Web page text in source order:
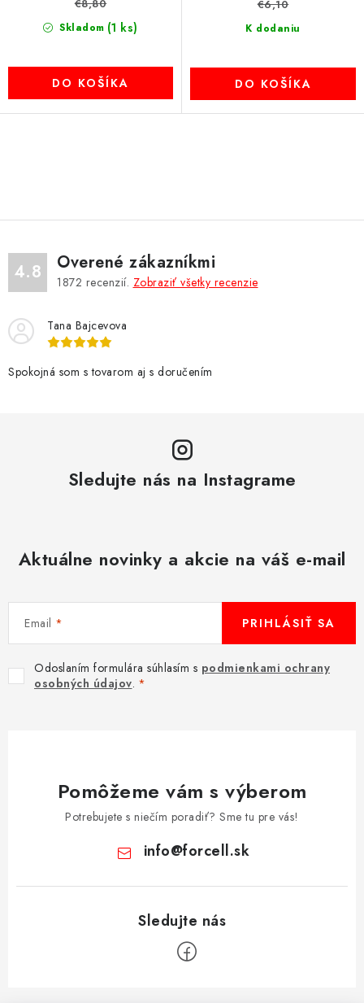
Skladom (1 ks)
€8,80
DO KOŠÍKA
K dodaniu
€6,10
DO KOŠÍKA
á
d
a
c
e
r
4.8 Overené zákazníkmi
1872 recenzií. Zobraziť všetky recenzie
Tana Bajcevova
Spokojná som s tovarom aj s doručením
Sledujte nás na Instagrame
Aktuálne novinky a akcie na váš e-mail
Email
Odoslaním formulára súhlasím s podmienkami ochrany
osobných údajov.
PRIHLÁSIŤ SA
Pomôžeme vám s výberom
Potrebujete s niečím poradiť? Sme tu pre vás!
info@forcell.sk